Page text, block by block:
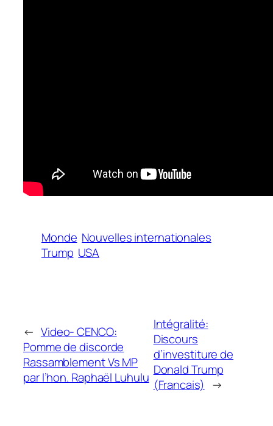
Monde Nouvelles internationales
Trump USA
← Video- CENCO:
Pomme de discorde
Rassamblement Vs MP
par l’hon. Raphaël Luhulu
Intégralité:
Discours
d’investiture de
Donald Trump
(Francais) →